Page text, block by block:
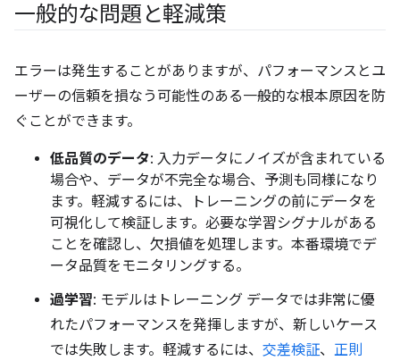
一般的な問題と軽減策
エラーは発生することがありますが、パフォーマンスとユ
ーザーの信頼を損なう可能性のある一般的な根本原因を防
ぐことができます。
低品質のデータ: 入力データにノイズが含まれている
場合や、データが不完全な場合、予測も同様になり
ます。軽減するには、トレーニングの前にデータを
可視化して検証します。必要な学習シグナルがある
ことを確認し、欠損値を処理します。本番環境でデ
ータ品質をモニタリングする。
過学習: モデルはトレーニング データでは非常に優
れたパフォーマンスを発揮しますが、新しいケース
では失敗します。軽減するには、 交差検証、 正則